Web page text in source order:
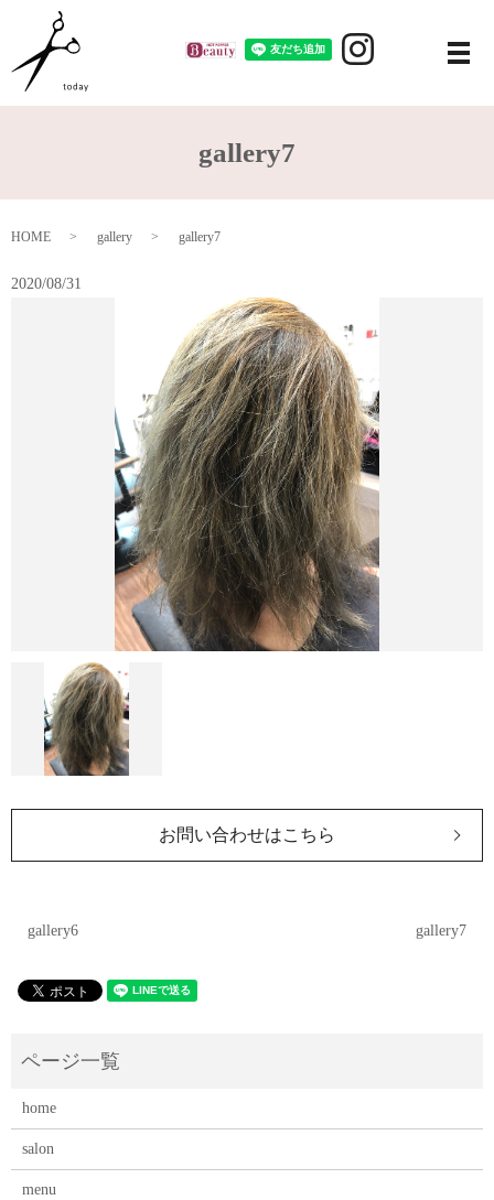
メ
gallery7
HOME gallery gallery7
2020/08/31
お問い合わせはこちら
gallery6 gallery7
home
salon
menu